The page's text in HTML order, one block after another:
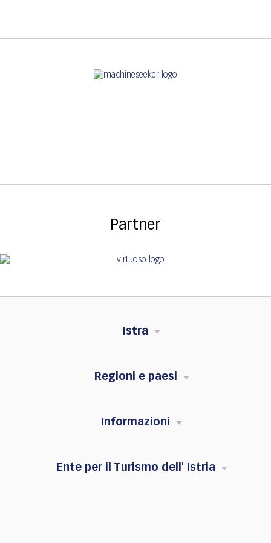
Partner
Istra
Regioni e paesi
Informazioni
Ente per il Turismo dell' Istria